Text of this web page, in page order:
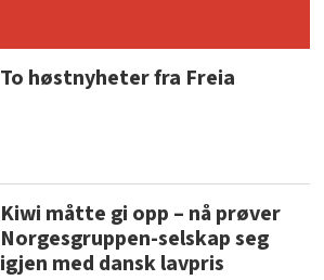
To høstnyheter fra Freia
Kiwi måtte gi opp – nå prøver
Norgesgruppen-selskap seg
igjen med dansk lavpris